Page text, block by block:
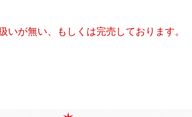
が無い、もしくは完売しております。